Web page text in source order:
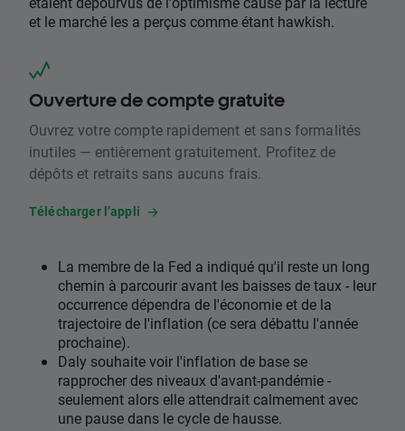
et le marché les a perçus comme étant hawkish.
Ouverture de compte gratuite
Ouvrez votre compte rapidement et sans formalités
inutiles — entièrement gratuitement. Profitez de
dépôts et retraits sans aucuns frais.
Télécharger l’appli
La membre de la Fed a indiqué qu'il reste un long
chemin à parcourir avant les baisses de taux - leur
occurrence dépendra de l'économie et de la
trajectoire de l'inflation (ce sera débattu l'année
prochaine).
Daly souhaite voir l'inflation de base se
rapprocher des niveaux d'avant-pandémie -
seulement alors elle attendrait calmement avec
une pause dans le cycle de hausse.